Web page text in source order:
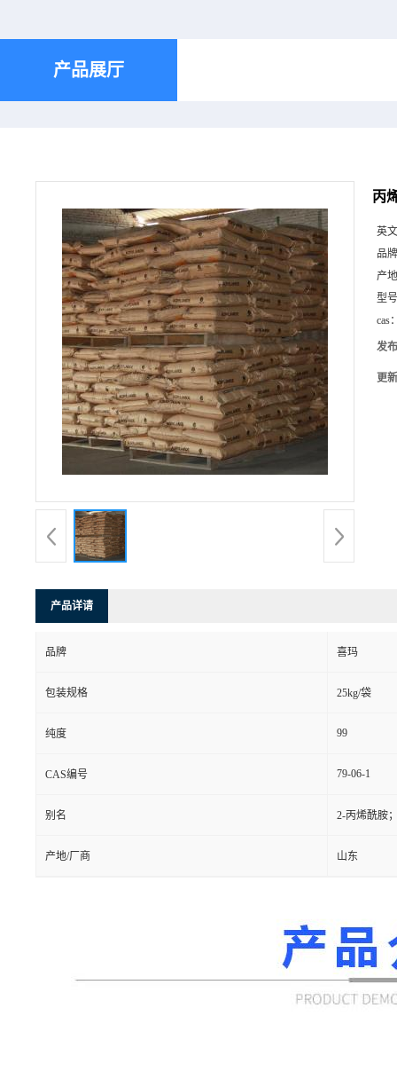
产品展厅
丙
英
品
产
型
cas
发
更
产品详请
品牌 喜玛
包装规格 25kg/袋
纯度 99
CAS编号 79-06-1
别名 2-丙烯酰胺
产地/厂商 山东